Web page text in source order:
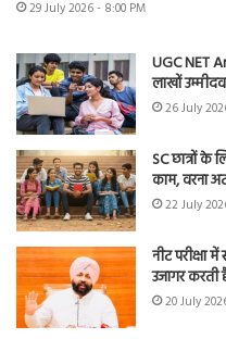
29 July 2026 - 8:00 PM
UGC NET
लाखों
26 July
SC छात्रों
काम, वरना
22 July
नीट परीक्षा
उजागर करती
20 July